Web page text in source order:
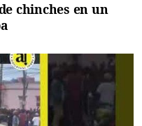
chinches en un